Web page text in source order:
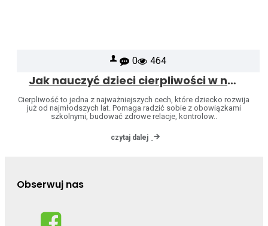
0 464
Jak nauczyć dzieci cierpliwości w naturalny sposób
Cierpliwość to jedna z najważniejszych cech, które dziecko rozwija
już od najmłodszych lat. Pomaga radzić sobie z obowiązkami
szkolnymi, budować zdrowe relacje, kontrolow..
czytaj dalej
Obserwuj nas